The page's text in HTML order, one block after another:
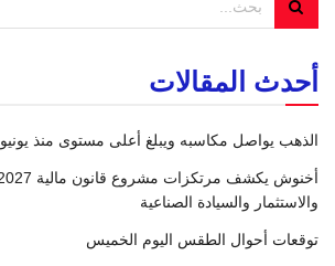
أحدث المقالات
الذهب يواصل مكاسبه ويبلغ أعلى مستوى منذ يونيو
والاستثمار والسيادة الصناعية
توقعات أحوال الطقس اليوم الخميس